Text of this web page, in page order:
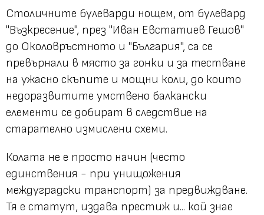
Столичните булеварди нощем, от булевард
"Възкресение", през "Иван Евстатиев Гешов"
до Околовръстното и "България", са се
превърнали в място за гонки и за тестване
на ужасно скъпите и мощни коли, до които
недоразвитите умствено балкански
елементи се добират в следствие на
старателно измислени схеми.
Колата не е просто начин (често
единствения - при унищожения
междуградски транспорт) за предвиждване.
Тя е статут, издава престиж и... кой знае